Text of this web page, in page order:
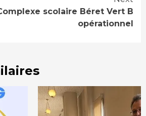
scolaire Béret Vert B
opérationnel